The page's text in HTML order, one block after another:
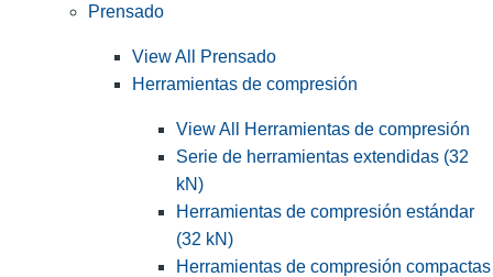
Prensado
View All Prensado
Herramientas de compresión
View All Herramientas de compresión
Serie de herramientas extendidas (32
kN)
Herramientas de compresión estándar
(32 kN)
Herramientas de compresión compactas